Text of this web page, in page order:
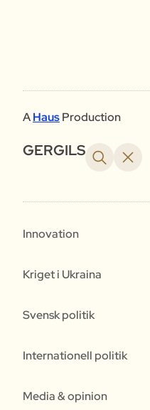
AHausProduction
GERGILS
Innovation
Kriget i Ukraina
Svensk politik
Internationell politik
Media & opinion